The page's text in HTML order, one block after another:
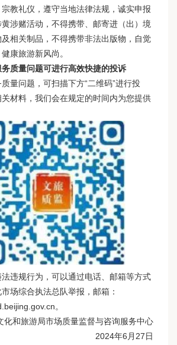
教礼仪，遵守当地法律法规，诚实申报
涉赌活动，不得携带、邮寄进（出）境
相关制品，不得携带非法出版物，自觉
康旅游新风尚。
质量问题可进行高效快捷的投诉
量问题，可扫描下方“二维码”进行投
材料，我们会在规定的时间内为您提供
违规行为，可以通过电话、邮箱等方式
场综合执法总队举报，邮箱：
。
化和旅游局市场质量监督与咨询服务中心
2024年6月27日